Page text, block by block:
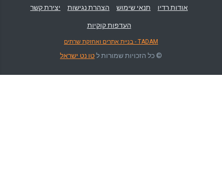
אודות רדיו תנאי שימוש הצהרת נגישות יצירת קשר
העדפות קוקיות
TADAM - בניית אתרים ואחזקת שרתים
© כל הזכויות שמורות לטו נט ישראל